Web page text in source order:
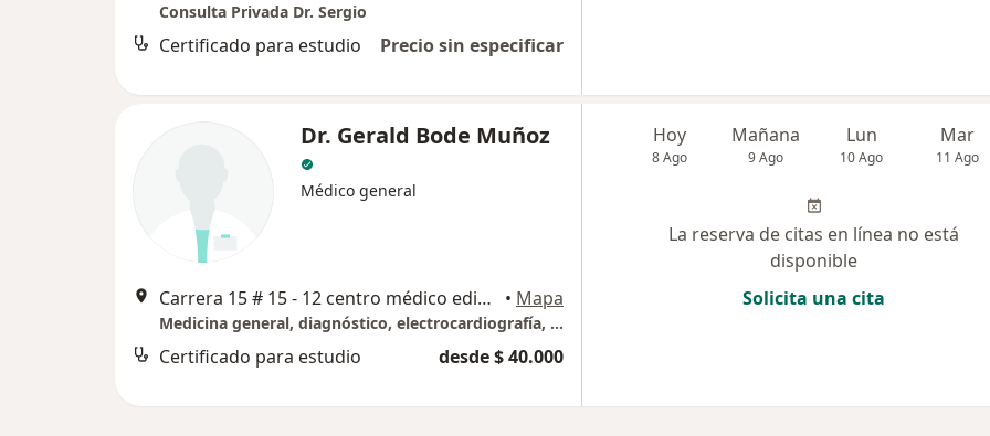
Consulta Privada Dr. Sergio
Certificado para estudio Precio sin especificar
Dr. Gerald Bode Muñoz
Médico general
Carrera 15 # 15 - 12 centro médico edificio Andes consultorio 5, Armenia • Mapa
Medicina general, diagnóstico, electrocardiografía, certificaciones y procedimientos menores
Certificado para estudio desde $ 40.000
Hoy
8 Ago
Mañana
9 Ago
Lun
10 Ago
Mar
11 Ago
La reserva de citas en línea no está
disponible
Solicita una cita